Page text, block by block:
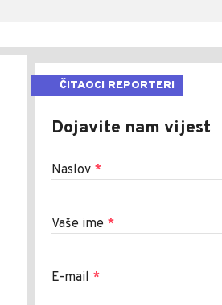
ČITAOCI REPORTERI
Dojavite nam vijest
Naslov *
Vaše ime *
E-mail *